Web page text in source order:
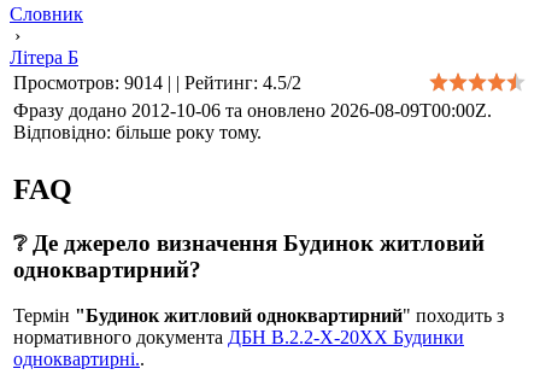
Словник
›
Літера Б
Просмотров: 9014 | | Рейтинг: 4.5/2
Фразу додано 2012-10-06 та оновлено 2026-08-09T00:00Z.
Відповідно: більше року тому.
FAQ
❔ Де джерело визначення Будинок житловий
одноквартирний?
Термін "Будинок житловий одноквартирний" походить з
нормативного документа ДБН В.2.2-Х-20ХХ Будинки
одноквартирні..